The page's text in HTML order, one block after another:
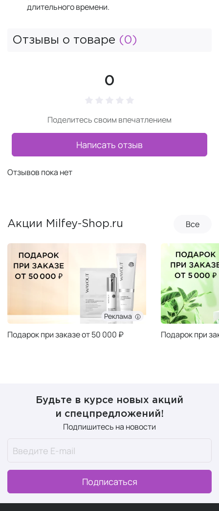
длительного времени.
Отзывы о товаре (0)
0
Поделитесь своим впечатлением
Написать отзыв
Отзывов пока нет
Акции Milfey-Shop.ru Все
Реклама
Подарок при заказе от 50 000 ₽ Подарок при
Будьте в курсе новых акций
и спецпредложений!
Подпишитесь на новости
Подписаться